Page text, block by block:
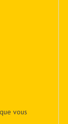
vous